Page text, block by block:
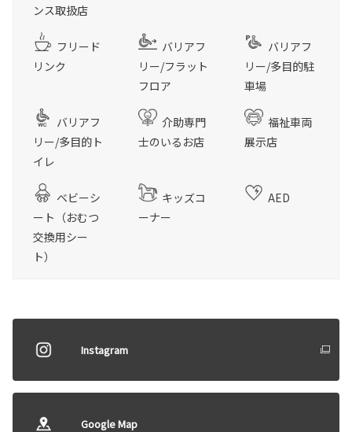
ンス取扱店
フリード
リンク
バリアフ
リー/フラット
フロア
バリアフ
リー/多目的駐
車場
バリアフ
リー/多目的ト
イレ
介助専門
士のいるお店
福祉車両
展示店
ベビーシ
ート（おむつ
交換用シー
ト）
キッズコ
ーナー
AED
Instagram
Google Map